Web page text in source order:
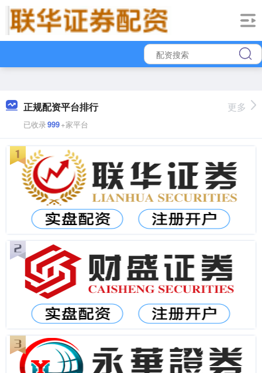
正规配资平台排行
已收录999+家平台
更多